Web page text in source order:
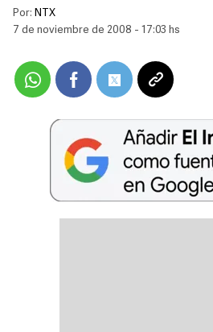
Por: NTX
7 de noviembre de 2008 - 17:03 hs